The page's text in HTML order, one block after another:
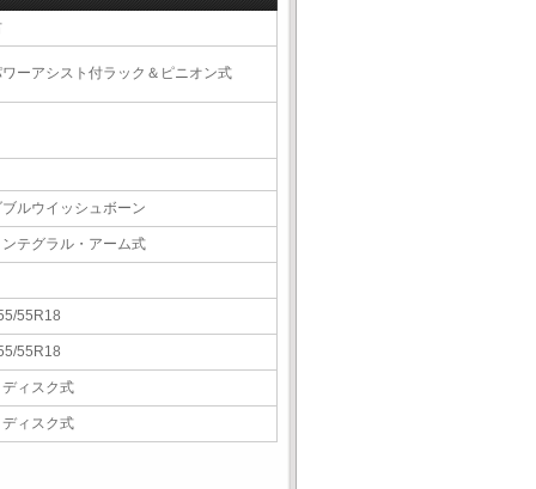
ーアシスト付ラック＆ピニオン式
ルウイッシュボーン
テグラル・アーム式
55R18
55R18
ィスク式
ィスク式